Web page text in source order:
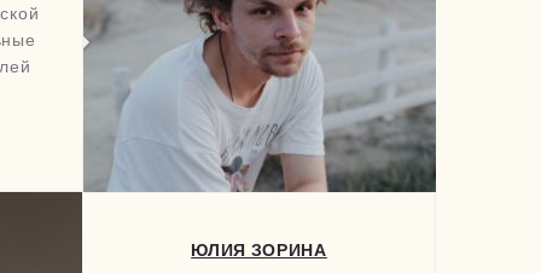
ЮЛИЯ ЗОРИНА